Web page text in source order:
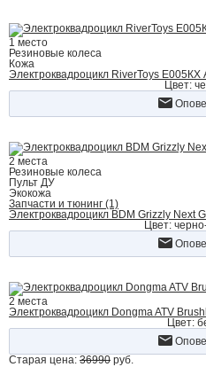
1 место
Резиновые колеса
Кожа
Электроквадроцикл RiverToys Е005КХ
Цвет:
2 места
Резиновые колеса
Пульт ДУ
Экокожа
Запчасти и тюнинг (1)
Электроквадроцикл BDM Grizzly Next
Цвет:
2 места
Электроквадроцикл Dongma ATV
Цвет:
Старая цена: 36990 руб.